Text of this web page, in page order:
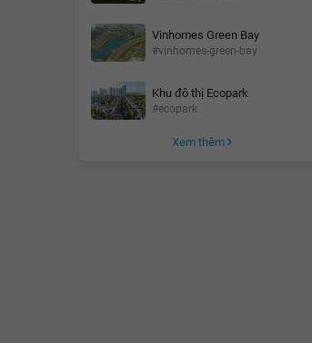
Vinhomes Green Bay
#vinhomes-green-bay
Khu đô thị Ecopark
#ecopark
Xem thêm